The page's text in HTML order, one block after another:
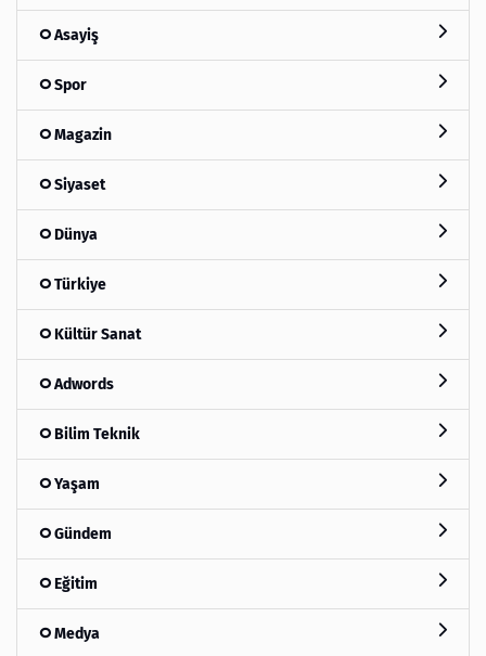
Asayiş
Spor
Magazin
Siyaset
Dünya
Türkiye
Kültür Sanat
Adwords
Bilim Teknik
Yaşam
Gündem
Eğitim
Medya